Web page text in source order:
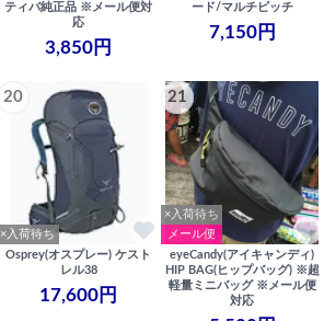
ティバ純正品 ※メール便対
応
3,850円
ード/マルチピッチ
7,150円
20
×入荷待ち
Osprey(オスプレー) ケスト
レル38
17,600円
21
×入荷待ち
メール便
eyeCandy(アイキャンディ)
HIP BAG(ヒップバッグ) ※超
軽量ミニバッグ ※メール便
対応